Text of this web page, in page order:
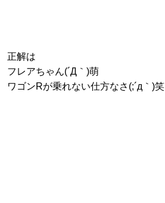
正解は
フレアちゃん(´Д｀)萌
ワゴンRが乗れない仕方なさ(;´д｀)笑